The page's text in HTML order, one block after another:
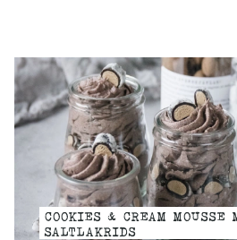
COOKIES & CREAM MOUSSE
SALTLAKRIDS